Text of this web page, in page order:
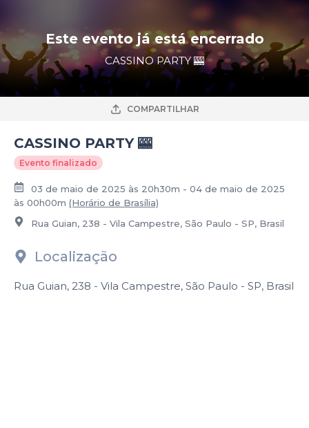
Este evento já está encerrado
CASSINO PARTY 🎰
COMPARTILHAR
CASSINO PARTY 🎰
Evento finalizado
03 de maio de 2025 às 20h30m - 04 de maio de 2025
às 00h00m (Horário de Brasília)
Rua Guian, 238 - Vila Campestre, São Paulo - SP, Brasil
Localização
Rua Guian, 238 - Vila Campestre, São Paulo - SP, Brasil